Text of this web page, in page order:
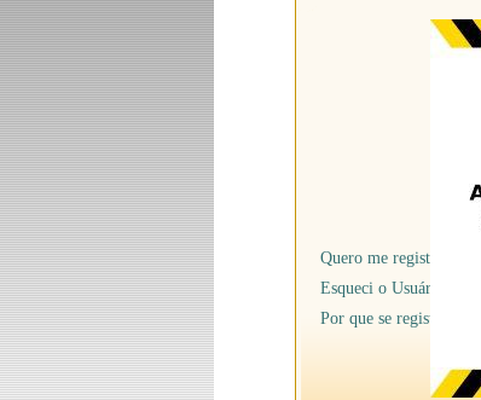
Quero me registrar na
Esqueci o Usuário/senha
Por que se registrar na